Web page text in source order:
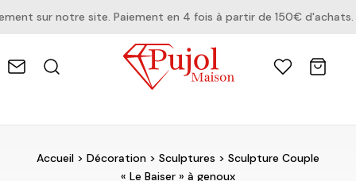
sur notre site. Paiement en 4 fois à partir de 150€ d'achats.
Accueil> Décoration> Sculptures > Sculpture Couple
« Le Baiser » à genoux